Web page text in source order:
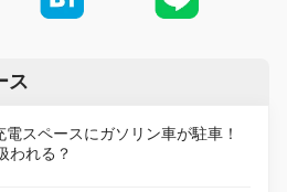
ス
電スペースにガソリン車が駐車！
われる？